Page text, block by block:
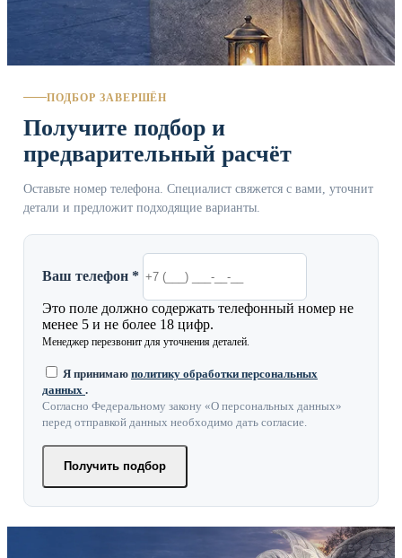
ПОДБОР ЗАВЕРШЁН
Получите подбор и
предварительный расчёт
Оставьте номер телефона. Специалист свяжется с вами, уточнит
детали и предложит подходящие варианты.
Ваш телефон *
Это поле должно содержать телефонный номер не
менее 5 и не более 18 цифр.
Менеджер перезвонит для уточнения деталей.
Я принимаю политику обработки персональных
данных .
Согласно Федеральному закону «О персональных данных»
перед отправкой данных необходимо дать согласие.
Получить подбор